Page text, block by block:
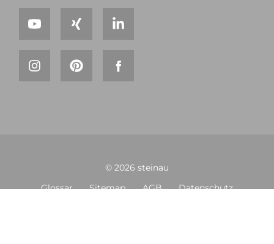
© 2026 steinau
Glossar Sitemap AGB Datenschutz